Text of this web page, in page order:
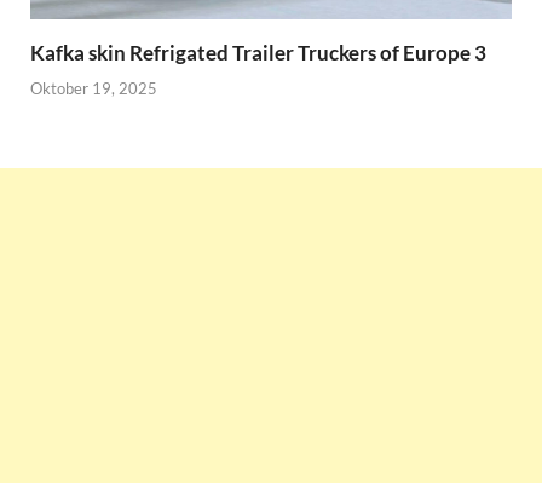
Kafka skin Refrigated Trailer Truckers of Europe 3
Oktober 19, 2025